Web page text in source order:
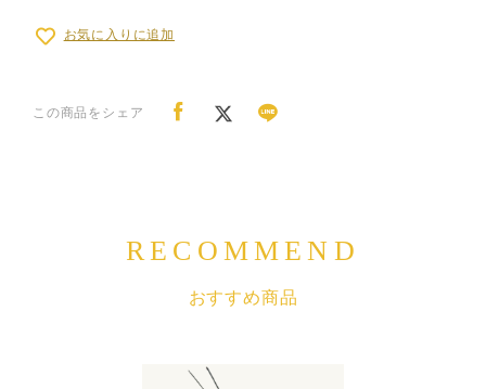
お気に入りに追加
この商品をシェア
RECOMMEND
おすすめ商品